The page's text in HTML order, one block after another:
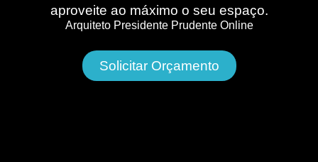
aproveite ao máximo o seu espaço.
Arquiteto Presidente Prudente Online
Solicitar Orçamento